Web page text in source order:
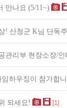
만나요 (5/11~)
! 산청군 K님 단독
관리부 현장소장/인
하우징이 참가합
되세요! [1]